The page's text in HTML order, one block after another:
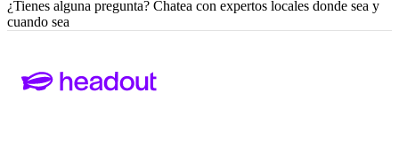
¿Tienes alguna pregunta? Chatea con expertos locales donde sea y
cuando sea